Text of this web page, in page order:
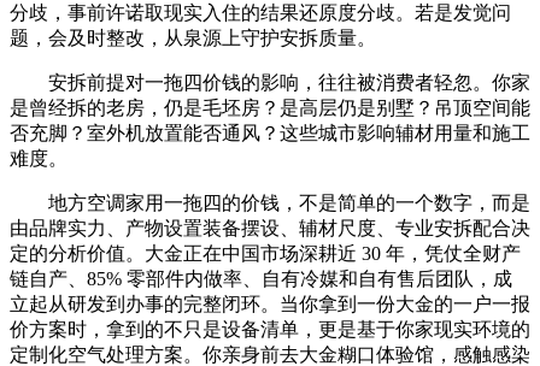
分歧，事前许诺取现实入住的结果还原度分歧。若是发觉问
题，会及时整改，从泉源上守护安拆质量。
安拆前提对一拖四价钱的影响，往往被消费者轻忽。你家
是曾经拆的老房，仍是毛坯房？是高层仍是别墅？吊顶空间能
否充脚？室外机放置能否通风？这些城市影响辅材用量和施工
难度。
地方空调家用一拖四的价钱，不是简单的一个数字，而是
由品牌实力、产物设置装备摆设、辅材尺度、专业安拆配合决
定的分析价值。大金正在中国市场深耕近 30 年，凭仗全财产
链自产、85% 零部件内做率、自有冷媒和自有售后团队，成
立起从研发到办事的完整闭环。当你拿到一份大金的一户一报
价方案时，拿到的不只是设备清单，更是基于你家现实环境的
定制化空气处理方案。你亲身前去大金糊口体验馆，感触感染